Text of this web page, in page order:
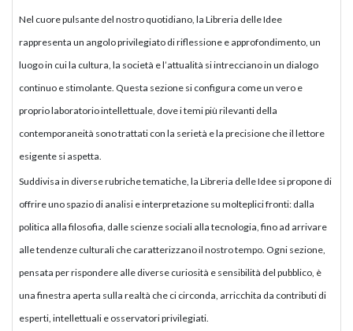
Nel cuore pulsante del nostro quotidiano, la Libreria delle Idee
rappresenta un angolo privilegiato di riflessione e approfondimento, un
luogo in cui la cultura, la società e l’attualità si intrecciano in un dialogo
continuo e stimolante. Questa sezione si configura come un vero e
proprio laboratorio intellettuale, dove i temi più rilevanti della
contemporaneità sono trattati con la serietà e la precisione che il lettore
esigente si aspetta.
Suddivisa in diverse rubriche tematiche, la Libreria delle Idee si propone di
offrire uno spazio di analisi e interpretazione su molteplici fronti: dalla
politica alla filosofia, dalle scienze sociali alla tecnologia, fino ad arrivare
alle tendenze culturali che caratterizzano il nostro tempo. Ogni sezione,
pensata per rispondere alle diverse curiosità e sensibilità del pubblico, è
una finestra aperta sulla realtà che ci circonda, arricchita da contributi di
esperti, intellettuali e osservatori privilegiati.